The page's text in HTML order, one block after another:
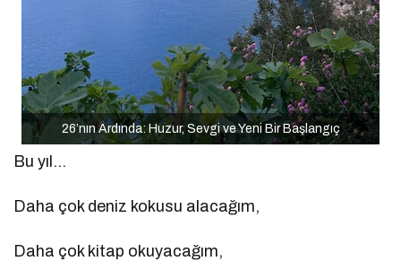
26’nın Ardında: Huzur, Sevgi ve Yeni Bir Başlangıç
Bu yıl…
Daha çok deniz kokusu alacağım,
Daha çok kitap okuyacağım,